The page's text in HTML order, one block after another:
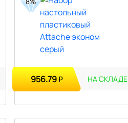
956.79₽ НА СКЛАДЕ